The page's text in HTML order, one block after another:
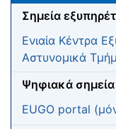
Σημεία
Ενιαία Κέντρα
Αστυνομικά
Ψηφιακά
EUGO portal